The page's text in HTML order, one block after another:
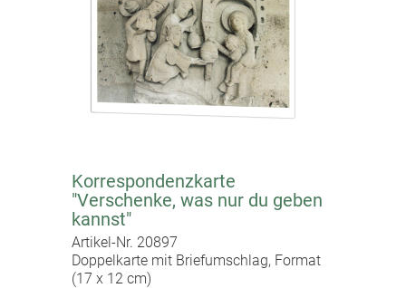
Korrespondenzkarte
"Verschenke, was nur du geben
kannst"
Artikel-Nr. 20897
Doppelkarte mit Briefumschlag, Format
(17 x 12 cm)